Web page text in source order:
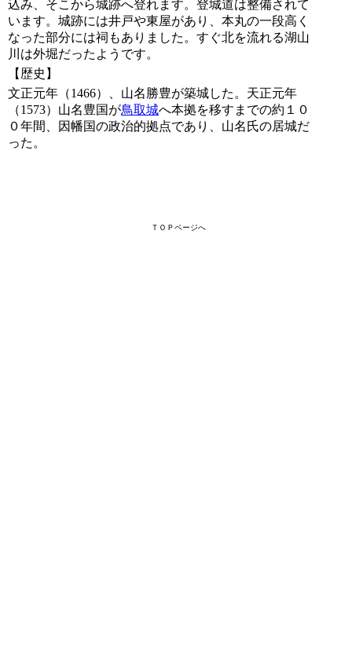
込み、そこから城跡へ登れます。登城道は整備されて
います。城跡には井戸や東屋があり、本丸の一段高く
なった部分には祠もありました。すぐ北を流れる湖山
川は外堀だったようです。
【歴史】
文正元年（1466）、山名勝豊が築城した。天正元年
（1573）山名豊国が鳥取城へ本拠を移すまでの約１０
０年間、因幡国の政治的拠点であり、山名氏の居城だ
った。
ＴＯＰページへ